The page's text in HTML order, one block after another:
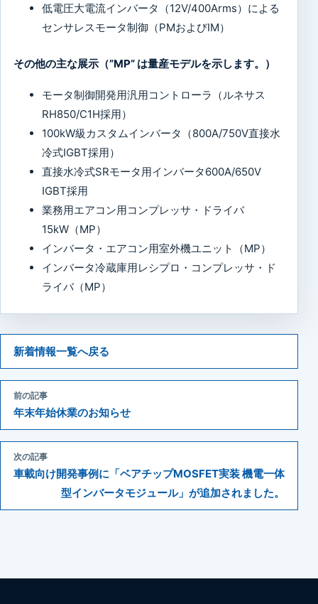
低電圧大電流インバータ（12V/400Arms）による
センサレスモータ制御（PMおよびIM）
その他の主な展示（”MP” は量産モデルを示します。）
モータ制御開発用汎用コントローラ（ルネサス
RH850/C1H採用）
100kW級カスタムインバータ（800A/750V直接水
冷式IGBT採用）
直接水冷式SRモータ用インバータ600A/650V
IGBT採用
業務用エアコン用コンプレッサ・ドライバ
15kW（MP）
インバータ・エアコン用室外機ユニット（MP）
インバータ冷蔵庫用レシプロ・コンプレッサ・ド
ライバ（MP）
前の記事
年末年始休業のお知らせ
新着情報一覧へ戻る
次の記事
車載向け開発事例に「ベアチップMOSFET実装 機電一体
型インバータモジュール」が追加されました。